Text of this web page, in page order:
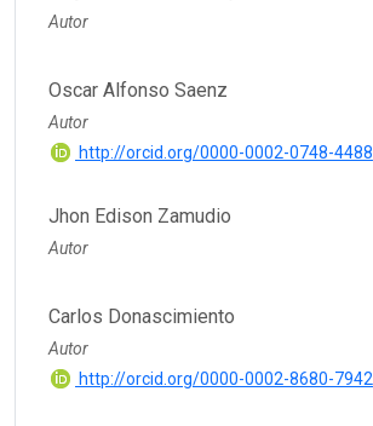
Autor
Oscar Alfonso Saenz
Autor
http://orcid.org/0000-0002-0748-4488
Jhon Edison Zamudio
Autor
Carlos Donascimiento
Autor
http://orcid.org/0000-0002-8680-7942